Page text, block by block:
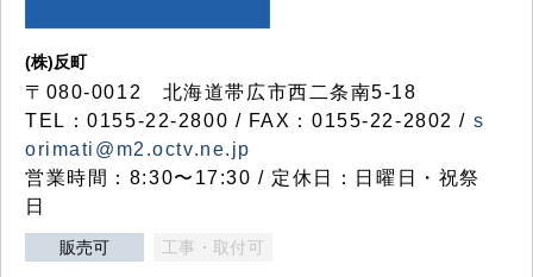
(株)反町
〒080-0012 北海道帯広市西二条南5-18
TEL：0155-22-2800 / FAX：0155-22-2802 / s
orimati@m2.octv.ne.jp
営業時間：8:30〜17:30 / 定休日：日曜日・祝祭
日
販売可 工事・取付可